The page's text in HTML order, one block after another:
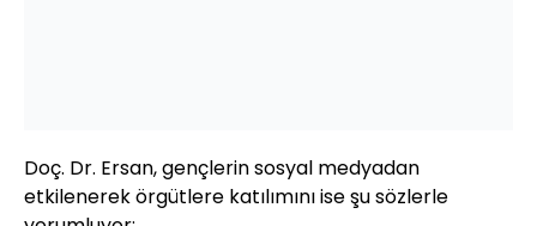
Doç. Dr. Ersan, gençlerin sosyal medyadan
etkilenerek örgütlere katılımını ise şu sözlerle